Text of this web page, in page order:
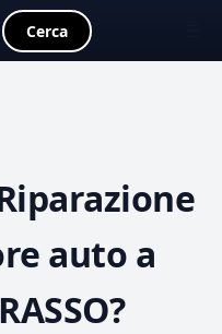
Cerca
auto a